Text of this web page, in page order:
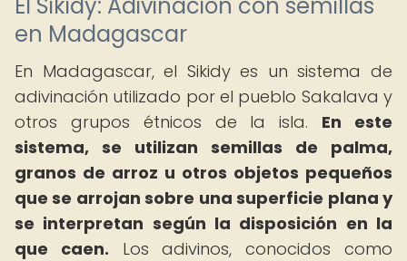
en Madagascar
En Madagascar, el Sikidy es un sistema de
adivinación utilizado por el pueblo Sakalava y
otros grupos étnicos de la isla. En este
sistema, se utilizan semillas de palma,
granos de arroz u otros objetos pequeños
que se arrojan sobre una superficie plana y
se interpretan según la disposición en la
que caen. Los adivinos, conocidos como